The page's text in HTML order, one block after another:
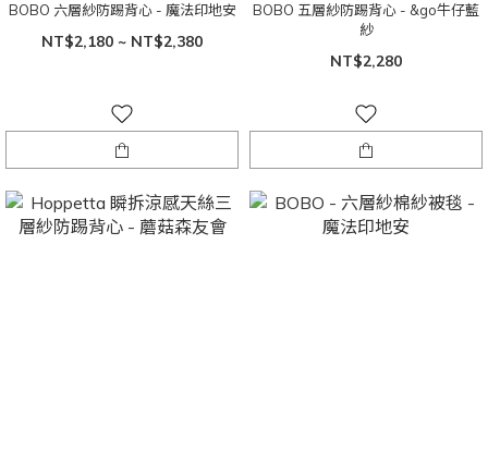
BOBO 六層紗防踢背心 - 魔法印地安
NT$2,180 ~ NT$2,380
BOBO 五層紗防踢背心 - &go牛仔藍
紗
NT$2,280